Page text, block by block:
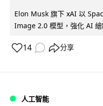
Elon Musk 旗下 xAI 以
Image 2.0 模型，強化 AI
14 分享
人工智能